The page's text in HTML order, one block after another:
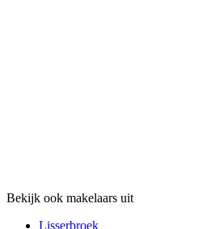
Bekijk ook makelaars uit
Lisserbroek